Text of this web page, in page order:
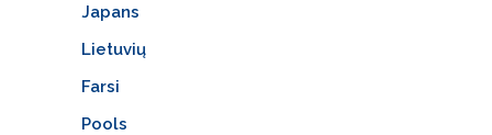
Japans
Lietuvių
Farsi
Pools